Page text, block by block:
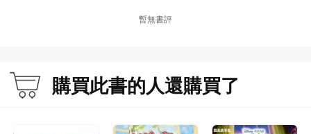
本書特色
暫無書評
購買此書的人還購買了